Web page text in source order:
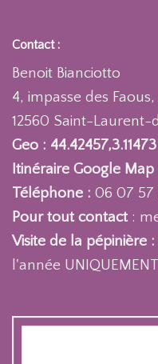
Contact :
Benoit Bianciotto
4, impasse des Faous,
12560 Saint-Laurent-
Geo : 44.42457,3.11473
Itinéraire Google Map
Téléphone : 06 07 57
Pour tout contact :
Visite de la pépinière :
l'année